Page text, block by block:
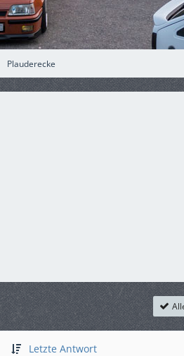
Plauderecke
Letzte Antwort